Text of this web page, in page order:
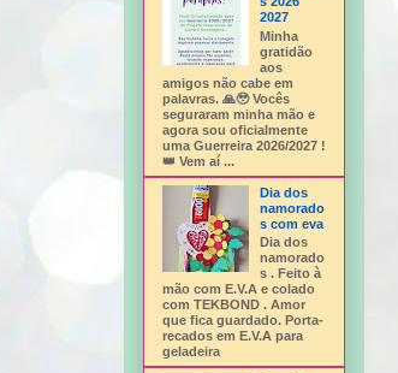
2027
Minha
gratidão
aos
amigos não cabe em
palavras. 🙏🥹 Vocês
seguraram minha mão e
agora sou oficialmente
uma Guerreira 2026/2027 !
👑 Vem aí ...
Dia dos
namorado
s com eva
Dia dos
namorado
s . Feito à
mão com E.V.A e colado
com TEKBOND . Amor
que fica guardado. Porta-
recados em E.V.A para
geladeira